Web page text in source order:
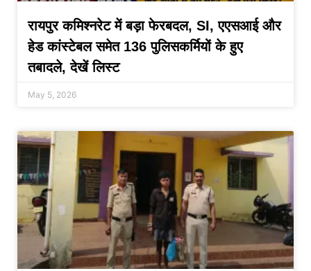
रायपुर कमिश्नरेट में बड़ा फेरबदल, SI, एएसआई और
हेड कांस्टेबल समेत 136 पुलिसकर्मियों के हुए
तबादले, देखें लिस्ट
May 5, 2026